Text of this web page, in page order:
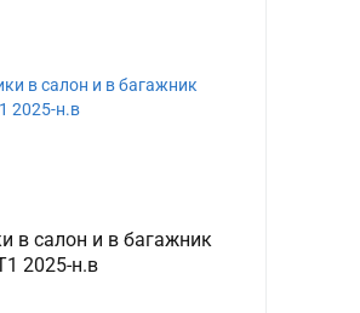
в салон и в багажник
2025-н.в